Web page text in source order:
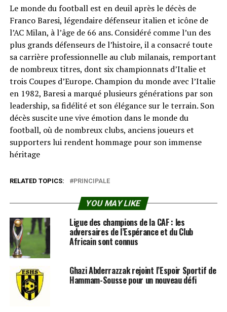
Le monde du football est en deuil après le décès de
Franco Baresi, légendaire défenseur italien et icône de
l’AC Milan, à l’âge de 66 ans. Considéré comme l’un des
plus grands défenseurs de l’histoire, il a consacré toute
sa carrière professionnelle au club milanais, remportant
de nombreux titres, dont six championnats d’Italie et
trois Coupes d’Europe. Champion du monde avec l’Italie
en 1982, Baresi a marqué plusieurs générations par son
leadership, sa fidélité et son élégance sur le terrain. Son
décès suscite une vive émotion dans le monde du
football, où de nombreux clubs, anciens joueurs et
supporters lui rendent hommage pour son immense
héritage
RELATED TOPICS: PRINCIPALE
YOU MAY LIKE
Ligue des champions de la CAF : les
adversaires de l’Espérance et du Club
Africain sont connus
Ghazi Abderrazzak rejoint l’Espoir Sportif de
Hammam-Sousse pour un nouveau défi